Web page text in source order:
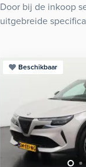
Door bij de inkoop
uitgebreide
Beschikbaar